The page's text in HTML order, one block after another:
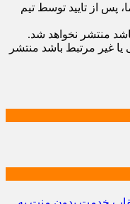
پس از تایید توسط تیم
منتشر نخواهد شد.
یا غیر مرتبط باشد منتشر